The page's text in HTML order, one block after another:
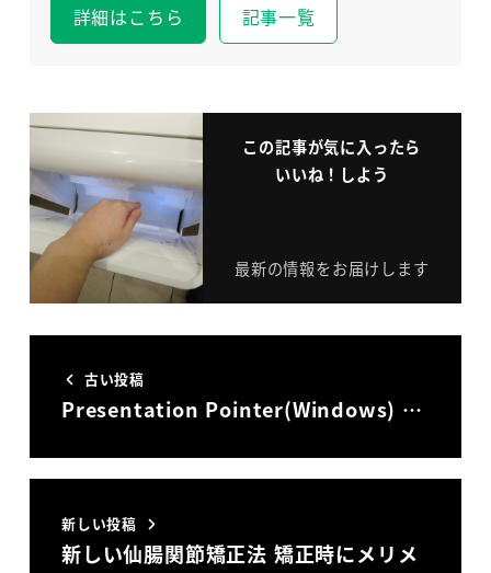
詳細はこちら 記事一覧
この記事が気に入ったら
いいね！しよう
最新の情報をお届けします
古い投稿
Presentation Pointer(Windows) …
新しい投稿
新しい仙腸関節矯正法 矯正時にメリメ